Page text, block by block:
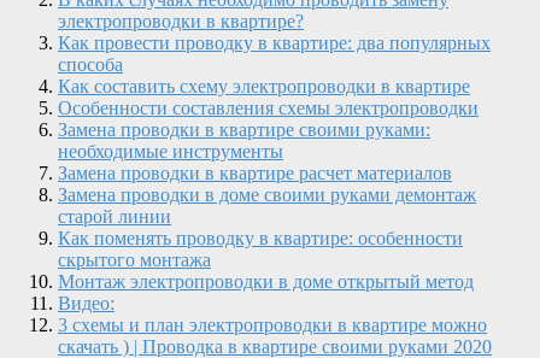
электропроводки в квартире?
Как провести проводку в квартире: два популярных
способа
Как составить схему электропроводки в квартире
Особенности составления схемы электропроводки
Замена проводки в квартире своими руками:
необходимые инструменты
Замена проводки в квартире расчет материалов
Замена проводки в доме своими руками демонтаж
старой линии
Как поменять проводку в квартире: особенности
скрытого монтажа
Монтаж электропроводки в доме открытый метод
Видео:
3 схемы и план электропроводки в квартире можно
скачать ) | Проводка в квартире своими руками 2020